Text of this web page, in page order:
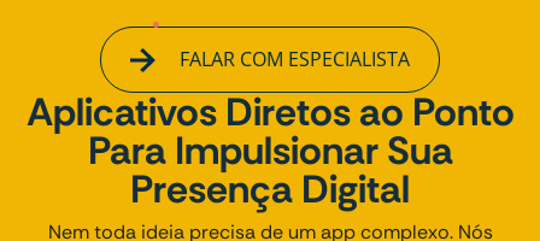
FALAR COM ESPECIALISTA
Aplicativos Diretos ao Ponto
Para Impulsionar Sua
Presença Digital
Nem toda ideia precisa de um app complexo. Nós